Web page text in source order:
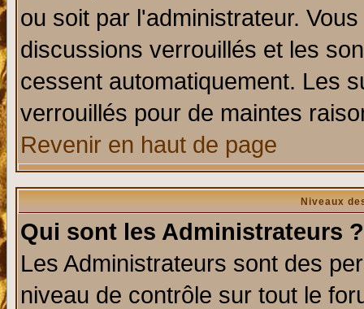
ou soit par l'administrateur.
discussions verrouillés et les
cessent automatiquement. Les
verrouillés pour de maintes
Revenir en haut de page
Niveaux
Qui sont les Administrateurs ?
Les Administrateurs sont des
niveau de contrôle sur tout le